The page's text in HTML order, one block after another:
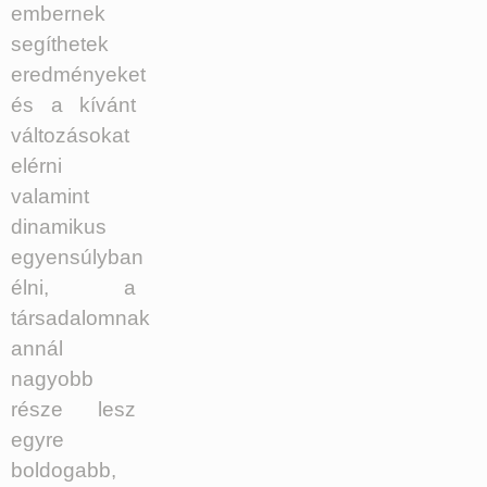
embernek
segíthetek
eredményeket
és a kívánt
változásokat
elérni
valamint
dinamikus
egyensúlyban
élni, a
társadalomnak
annál
nagyobb
része lesz
egyre
boldogabb,